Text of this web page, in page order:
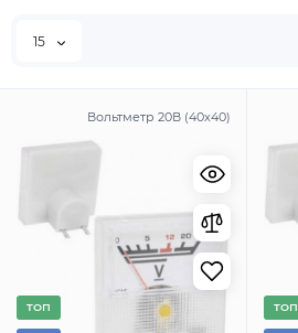
15
Вольтметр 20В (40х40)
TОП TОП